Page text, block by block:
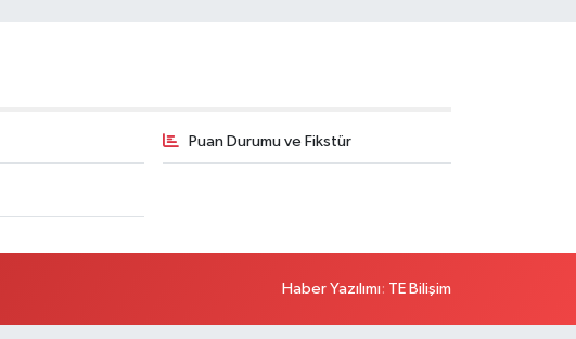
Puan Durumu ve Fikstür
Haber Yazılımı: TE Bilişim